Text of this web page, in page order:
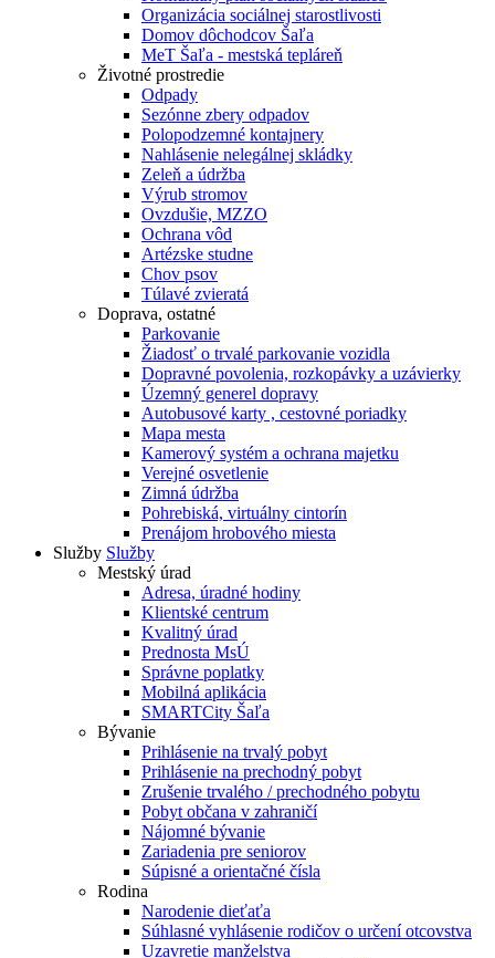
Organizácia sociálnej starostlivosti
Domov dôchodcov Šaľa
MeT Šaľa - mestská tepláreň
Životné prostredie
Odpady
Sezónne zbery odpadov
Polopodzemné kontajnery
Nahlásenie nelegálnej skládky
Zeleň a údržba
Výrub stromov
Ovzdušie, MZZO
Ochrana vôd
Artézske studne
Chov psov
Túlavé zvieratá
Doprava, ostatné
Parkovanie
Žiadosť o trvalé parkovanie vozidla
Dopravné povolenia, rozkopávky a uzávierky
Územný generel dopravy
Autobusové karty , cestovné poriadky
Mapa mesta
Kamerový systém a ochrana majetku
Verejné osvetlenie
Zimná údržba
Pohrebiská, virtuálny cintorín
Prenájom hrobového miesta
Služby Služby
Mestský úrad
Adresa, úradné hodiny
Klientské centrum
Kvalitný úrad
Prednosta MsÚ
Správne poplatky
Mobilná aplikácia
SMARTCity Šaľa
Bývanie
Prihlásenie na trvalý pobyt
Prihlásenie na prechodný pobyt
Zrušenie trvalého / prechodného pobytu
Pobyt občana v zahraničí
Nájomné bývanie
Zariadenia pre seniorov
Súpisné a orientačné čísla
Rodina
Narodenie dieťaťa
Súhlasné vyhlásenie rodičov o určení otcovstva
Uzavretie manželstva